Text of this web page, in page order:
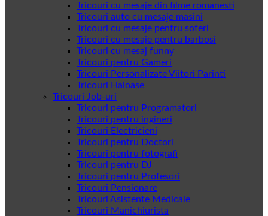
Tricouri cu mesaje din filme romanesti
Tricouri auto cu mesaje masini
Tricouri cu mesaje pentru soferi
Tricouri cu mesaje pentru barbosi
Tricouri cu mesaj funny
Tricouri pentru Gameri
Tricouri Personalizate Viitori Parinti
Tricouri Haioase
Tricouri Job-uri
Tricouri pentru Programatori
Tricouri pentru ingineri
Tricouri Electricieni
Tricouri pentru Doctori
Tricouri pentru fotografi
Tricouri pentru DJ
Tricouri pentru Profesori
Tricouri Pensionare
Tricouri Asistente Medicale
Tricouri Manichiurista